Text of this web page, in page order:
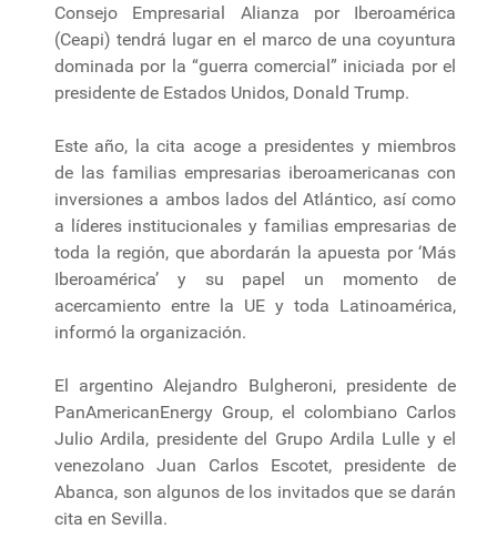
Consejo Empresarial Alianza por Iberoamérica
(Ceapi) tendrá lugar en el marco de una coyuntura
dominada por la “guerra comercial” iniciada por el
presidente de Estados Unidos, Donald Trump.
Este año, la cita acoge a presidentes y miembros
de las familias empresarias iberoamericanas con
inversiones a ambos lados del Atlántico, así como
a líderes institucionales y familias empresarias de
toda la región, que abordarán la apuesta por ‘Más
Iberoamérica’ y su papel un momento de
acercamiento entre la UE y toda Latinoamérica,
informó la organización.
El argentino Alejandro Bulgheroni, presidente de
PanAmericanEnergy Group, el colombiano Carlos
Julio Ardila, presidente del Grupo Ardila Lulle y el
venezolano Juan Carlos Escotet, presidente de
Abanca, son algunos de los invitados que se darán
cita en Sevilla.